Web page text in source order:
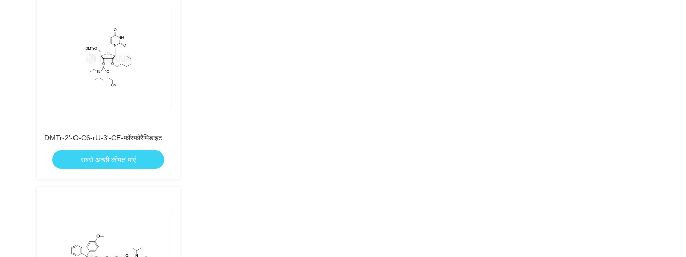
DMTr-2'-O-C6-rU-3'-CE-फॉस्फोरैमिडाइट
सबसे अच्छी कीमत पाएं